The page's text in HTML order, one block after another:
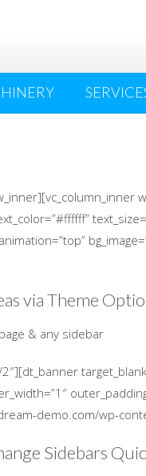
via Theme
& any sidebar
demo.com/wp-
Sidebars